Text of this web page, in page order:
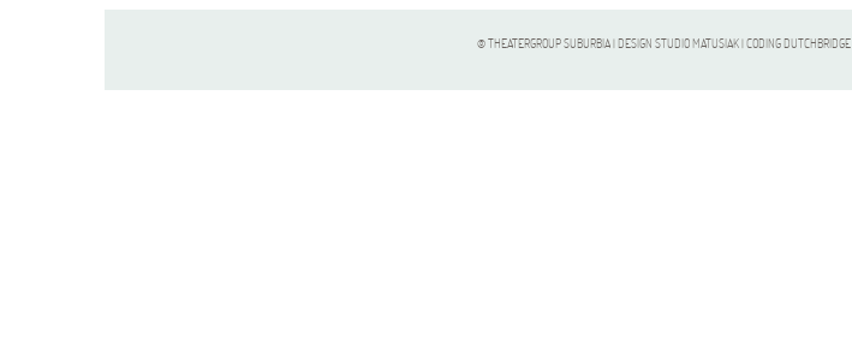
© THEATERGROUP SUBURBIA | DESIGN STUDIO MATUSIAK | CODING DUTCHBRIDGE